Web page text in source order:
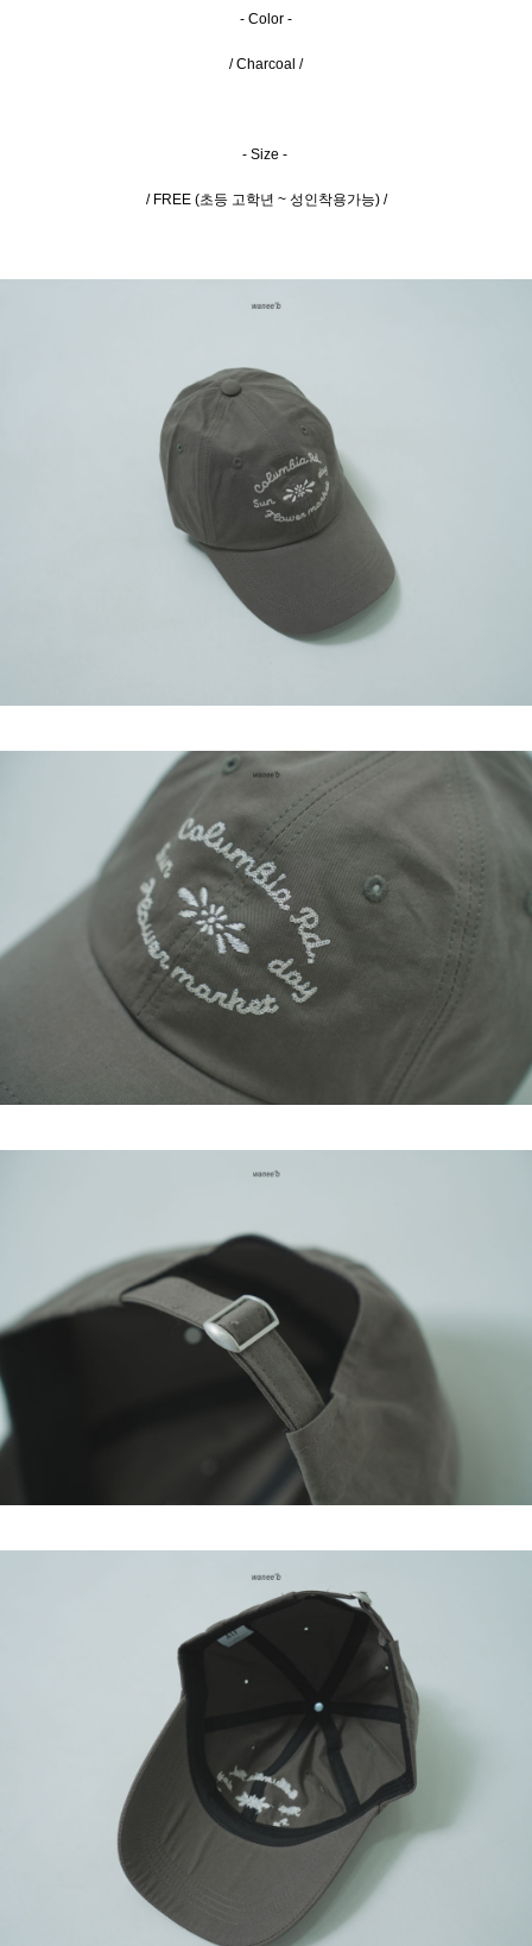
- Color -
/ Charcoal /
- Size -
/ FREE (초등 고학년 ~ 성인착용가능) /